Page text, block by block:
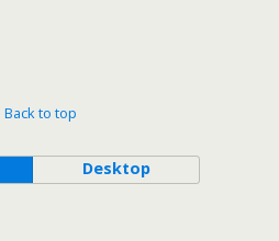
Back to top
Desktop